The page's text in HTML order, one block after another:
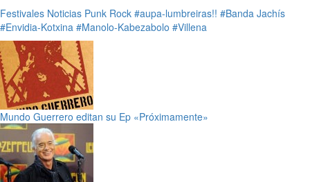
Festivales Noticias Punk Rock #aupa-lumbreiras!! #Banda Jachís
#Envidia-Kotxina #Manolo-Kabezabolo #Villena
Mundo Guerrero editan su Ep «Próximamente»